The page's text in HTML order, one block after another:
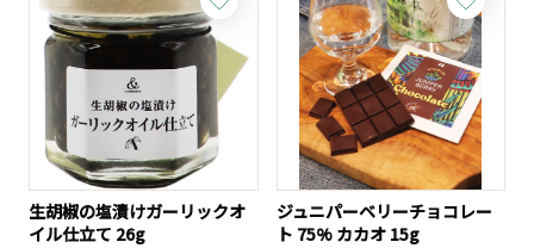
生胡椒の塩漬けガーリックオ
イル仕立て 26g
ジュニパーベリーチョコレー
ト 75% カカオ 15g